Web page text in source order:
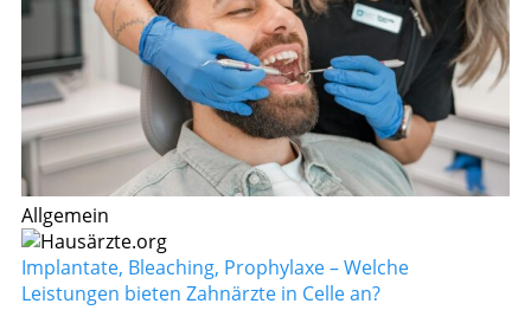
Allgemein
Implantate, Bleaching, Prophylaxe – Welche
Leistungen bieten Zahnärzte in Celle an?